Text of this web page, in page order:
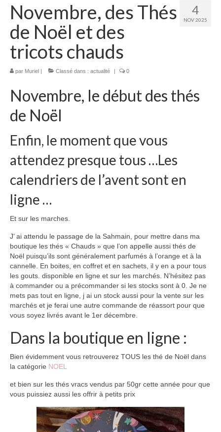
4
NOV 2025
Novembre, des Thés
de Noël et des
tricots chauds
par Muriel Classé dans : actualité 0
Novembre, le début des thés
de Noël
Enfin, le moment que vous
attendez presque tous …Les
calendriers de l’avent sont en
ligne …
Et sur les marches.
J’ ai attendu le passage de la Sahmain, pour mettre dans ma
boutique les thés « Chauds » que l’on appelle aussi thés de
Noël puisqu’ils sont généralement parfumés à l’orange et à la
cannelle. En boites, en coffret et en sachets, il y en a pour tous
les gouts. disponible en ligne et sur les marchés. N’hésitez pas
à commander ou a précommander si les stocks sont à 0. Je ne
mets pas tout en ligne, j ai un stock aussi pour la vente sur les
marchés et je ferai une autre commande de réassort pour que
vous soyez livrés avant le 1er décembre.
Dans la boutique en ligne :
Bien évidemment vous retrouverez TOUS les thé de Noël dans
la catégorie NOEL
et bien sur les thés vracs vendus par 50gr cette année pour que
vous puissiez aussi les offrir à petits prix